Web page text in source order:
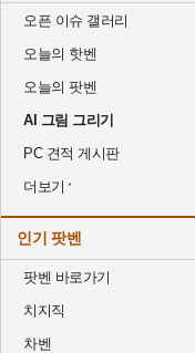
오픈 이슈 갤러리
오늘의 핫벤
오늘의 팟벤
AI 그림 그리기
PC 견적 게시판
더보기
인기 팟벤
팟벤 바로가기
치지직
차벤